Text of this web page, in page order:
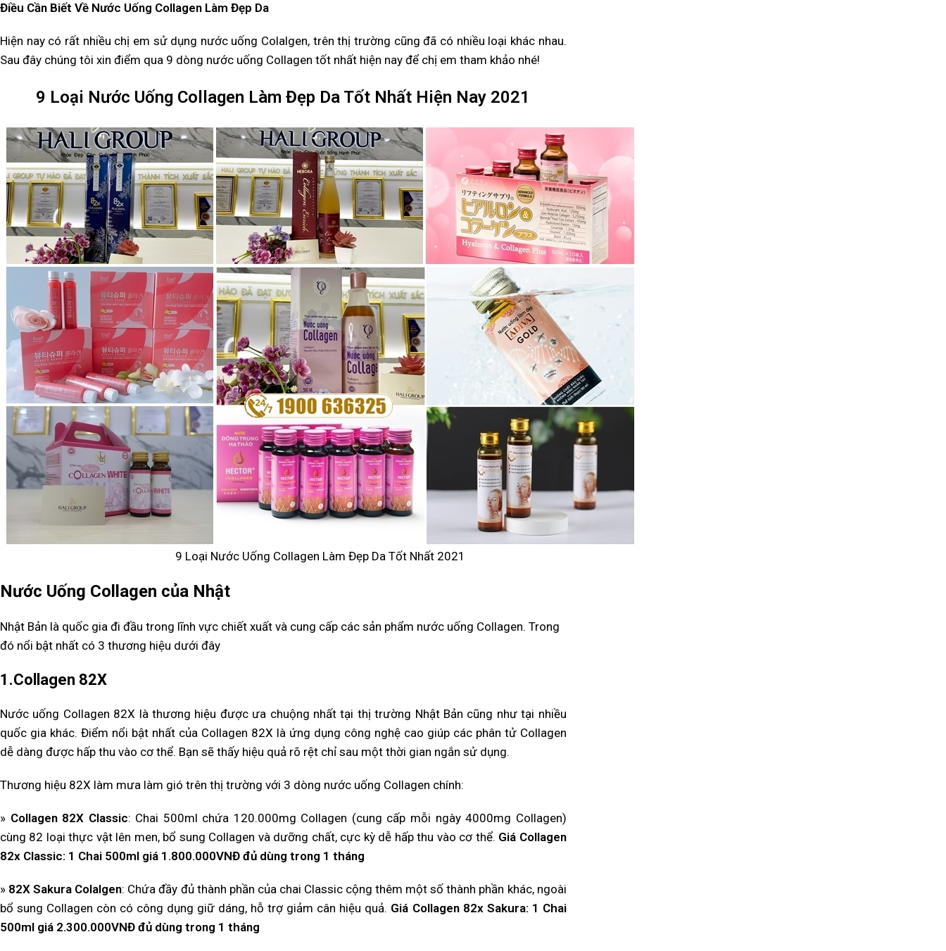
Điều Cần Biết Về Nước Uống Collagen Làm Đẹp Da
Hiện nay có rất nhiều chị em sử dụng nước uống Colalgen, trên thị trường cũng đã có nhiều loại khác nhau.
Sau đây chúng tôi xin điểm qua 9 dòng nước uống Collagen tốt nhất hiện nay để chị em tham khảo nhé!
9 Loại Nước Uống Collagen Làm Đẹp Da Tốt Nhất Hiện Nay 2021
9 Loại Nước Uống Collagen Làm Đẹp Da Tốt Nhất 2021
Nước Uống Collagen của Nhật
Nhật Bản là quốc gia đi đầu trong lĩnh vực chiết xuất và cung cấp các sản phẩm nước uống Collagen. Trong
đó nổi bật nhất có 3 thương hiệu dưới đây
1.Collagen 82X
Nước uống Collagen 82X là thương hiệu được ưa chuộng nhất tại thị trường Nhật Bản cũng như tại nhiều
quốc gia khác. Điểm nổi bật nhất của Collagen 82X là ứng dụng công nghệ cao giúp các phân tử Collagen
dễ dàng được hấp thu vào cơ thể. Bạn sẽ thấy hiệu quả rõ rệt chỉ sau một thời gian ngắn sử dụng.
Thương hiệu 82X làm mưa làm gió trên thị trường với 3 dòng nước uống Collagen chính:
» Collagen 82X Classic: Chai 500ml chứa 120.000mg Collagen (cung cấp mỗi ngày 4000mg Collagen)
cùng 82 loại thực vật lên men, bổ sung Collagen và dưỡng chất, cực kỳ dễ hấp thu vào cơ thể. Giá Collagen
82x Classic: 1 Chai 500ml giá 1.800.000VNĐ đủ dùng trong 1 tháng
» 82X Sakura Colalgen: Chứa đầy đủ thành phần của chai Classic cộng thêm một số thành phần khác, ngoài
bổ sung Collagen còn có công dụng giữ dáng, hỗ trợ giảm cân hiệu quả. Giá Collagen 82x Sakura: 1 Chai
500ml giá 2.300.000VNĐ đủ dùng trong 1 tháng